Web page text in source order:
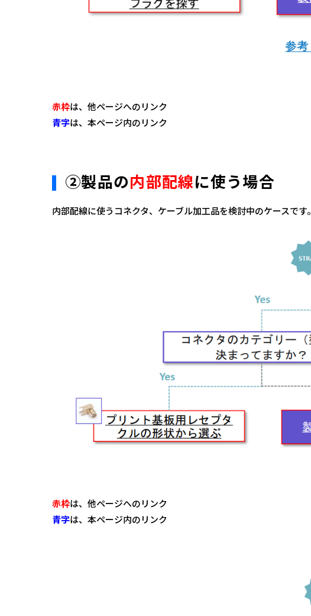
赤枠は、他ページへのリンク
青字は、本ページ内のリンク
②製品の内部配線に使う場合
内部配線に使うコネクタ、ケーブル加工品を検討中のケースです。
赤枠は、他ページへのリンク
青字は、本ページ内のリンク